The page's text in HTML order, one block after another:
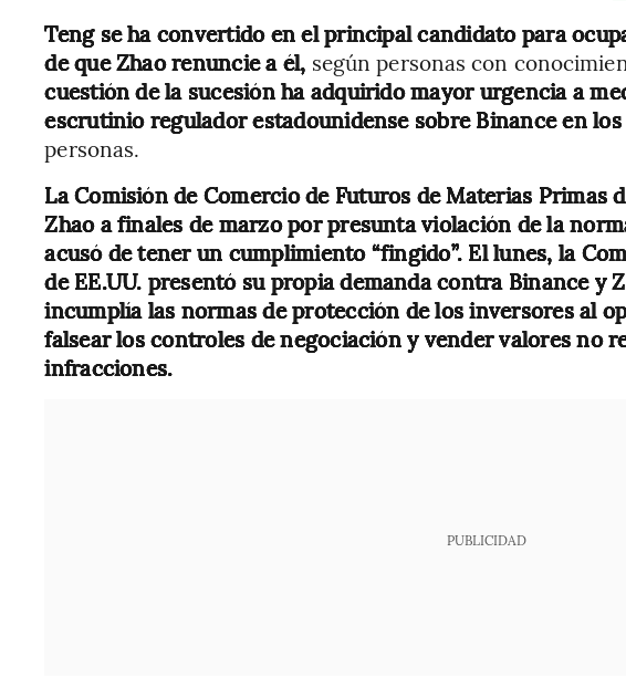
Teng se ha convertido en el principal candidato para
de que Zhao renuncie a él, según personas con
cuestión de la sucesión ha adquirido mayor urgencia a
escrutinio regulador estadounidense sobre Binance en
personas.
La Comisión de Comercio de Futuros de Materias Primas
Zhao a finales de marzo por presunta violación de la
acusó de tener un cumplimiento “fingido”. El lunes, la
de EE.UU. presentó su propia demanda contra Binance y
incumplía las normas de protección de los inversores al
falsear los controles de negociación y vender valores no
infracciones.
PUBLICIDAD